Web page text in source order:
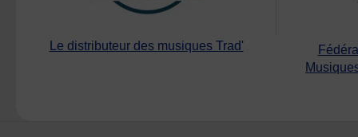
Le distributeur des musiques Trad'